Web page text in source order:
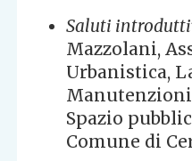
Saluti
Mazzolani,
Urbanistica,
Spazio
Comune di